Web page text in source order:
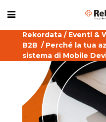
Rekordata / Eventi &
B2B / Perché la tua
sistema di Mobile